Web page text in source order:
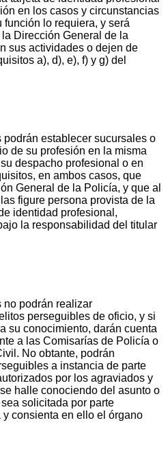
en los casos y circunstancias
lo requiera, y será
Dirección General de la
sus actividades o dejen de
a), d), e), f) y g) del
podrán establecer sucursales o
de su profesión en la misma
despacho profesional o en
en ambos casos, que
General de la Policía, y que al
figure persona provista de la
identidad profesional,
la responsabilidad del titular
no podrán realizar
perseguibles de oficio, y si
su conocimiento, darán cuenta
a las Comisarías de Policía o
No obtante, podrán
a instancia de parte
por los agraviados y
halle conociendo del asunto o
solicitada por parte
consienta en ello el órgano